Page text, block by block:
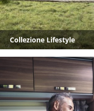
Collezione Lifestyle